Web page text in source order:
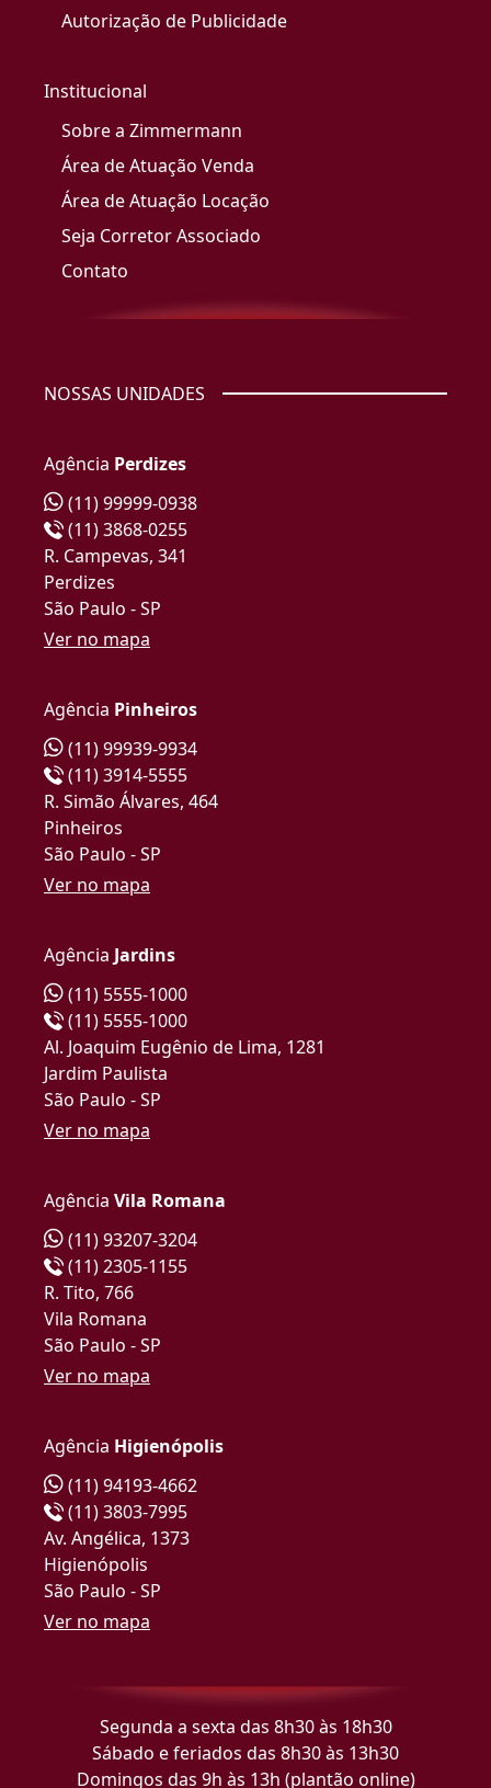
Autorização de Publicidade
Institucional
Sobre a Zimmermann
Área de Atuação Venda
Área de Atuação Locação
Seja Corretor Associado
Contato
NOSSAS UNIDADES
Agência Perdizes
(11) 99999-0938
(11) 3868-0255
R. Campevas, 341
Perdizes
São Paulo - SP
Ver no mapa
Agência Pinheiros
(11) 99939-9934
(11) 3914-5555
R. Simão Álvares, 464
Pinheiros
São Paulo - SP
Ver no mapa
Agência Jardins
(11) 5555-1000
(11) 5555-1000
Al. Joaquim Eugênio de Lima, 1281
Jardim Paulista
São Paulo - SP
Ver no mapa
Agência Vila Romana
(11) 93207-3204
(11) 2305-1155
R. Tito, 766
Vila Romana
São Paulo - SP
Ver no mapa
Agência Higienópolis
(11) 94193-4662
(11) 3803-7995
Av. Angélica, 1373
Higienópolis
São Paulo - SP
Ver no mapa
Segunda a sexta das 8h30 às 18h30
Sábado e feriados das 8h30 às 13h30
Domingos das 9h às 13h (plantão online)